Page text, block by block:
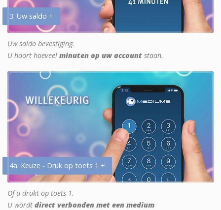
3. Uw saldo +
Uw saldo bevestiging.
U hoort hoeveel minuten op uw account staan.
4a. Keuze - Druk op toets 1 +
Of u drukt op toets 1.
U wordt direct verbonden met een medium